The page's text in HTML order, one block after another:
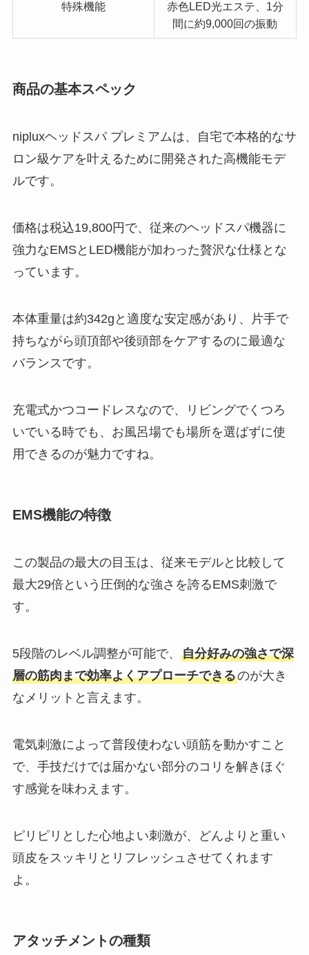
特殊機能
赤色LED光エステ、1分
間に約9,000回の振動
商品の基本スペック
nipluxヘッドスパ プレミアムは、自宅で本格的なサ
ロン級ケアを叶えるために開発された高機能モデ
ルです。
価格は税込19,800円で、従来のヘッドスパ機器に
強力なEMSとLED機能が加わった贅沢な仕様とな
っています。
本体重量は約342gと適度な安定感があり、片手で
持ちながら頭頂部や後頭部をケアするのに最適な
バランスです。
充電式かつコードレスなので、リビングでくつろ
いでいる時でも、お風呂場でも場所を選ばずに使
用できるのが魅力ですね。
EMS機能の特徴
この製品の最大の目玉は、従来モデルと比較して
最大29倍という圧倒的な強さを誇るEMS刺激で
す。
5段階のレベル調整が可能で、 自分好みの強さで深
層の筋肉まで効率よくアプローチできるのが大き
なメリットと言えます。
電気刺激によって普段使わない頭筋を動かすこと
で、手技だけでは届かない部分のコリを解きほぐ
す感覚を味わえます。
ピリピリとした心地よい刺激が、どんよりと重い
頭皮をスッキリとリフレッシュさせてくれます
よ。
アタッチメントの種類